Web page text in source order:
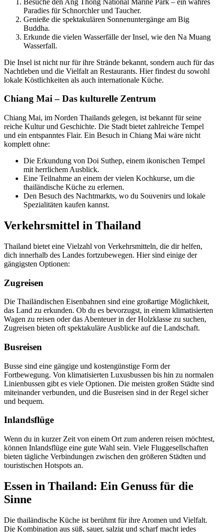
Paradies für Schnorchler und Taucher.
Genieße die spektakulären Sonnenuntergänge am Big
Buddha.
Erkunde die vielen Wasserfälle der Insel, wie den Na Muang
Wasserfall.
Die Insel ist nicht nur für ihre Strände bekannt, sondern auch für das
Nachtleben und die Vielfalt an Restaurants. Hier findest du sowohl
lokale Köstlichkeiten als auch internationale Küche.
Chiang Mai – Das kulturelle Zentrum
Chiang Mai, im Norden Thailands gelegen, ist bekannt für seine
reiche Kultur und Geschichte. Die Stadt bietet zahlreiche Tempel
und ein entspanntes Flair. Ein Besuch in Chiang Mai wäre nicht
komplett ohne:
Die Erkundung von Doi Suthep, einem ikonischen Tempel
mit herrlichem Ausblick.
Eine Teilnahme an einem der vielen Kochkurse, um die
thailändische Küche zu erlernen.
Den Besuch des Nachtmarkts, wo du Souvenirs und lokale
Spezialitäten kaufen kannst.
Verkehrsmittel in Thailand
Thailand bietet eine Vielzahl von Verkehrsmitteln, die dir helfen,
dich innerhalb des Landes fortzubewegen. Hier sind einige der
gängigsten Optionen:
Zugreisen
Die Thailändischen Eisenbahnen sind eine großartige Möglichkeit,
das Land zu erkunden. Ob du es bevorzugst, in einem klimatisierten
Wagen zu reisen oder das Abenteuer in der Holzklasse zu suchen,
Zugreisen bieten oft spektakuläre Ausblicke auf die Landschaft.
Busreisen
Busse sind eine gängige und kostengünstige Form der
Fortbewegung. Von klimatisierten Luxusbussen bis hin zu normalen
Linienbussen gibt es viele Optionen. Die meisten großen Städte sind
miteinander verbunden, und die Busreisen sind in der Regel sicher
und bequem.
Inlandsflüge
Wenn du in kurzer Zeit von einem Ort zum anderen reisen möchtest,
können Inlandsflüge eine gute Wahl sein. Viele Fluggesellschaften
bieten tägliche Verbindungen zwischen den größeren Städten und
touristischen Hotspots an.
Essen in Thailand: Ein Genuss für die
Sinne
Die thailändische Küche ist berühmt für ihre Aromen und Vielfalt.
Die Kombination aus süß, sauer, salzig und scharf macht jedes